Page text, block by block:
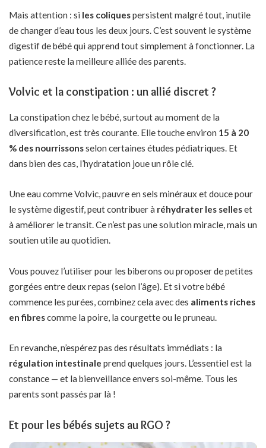
Mais attention : si les coliquespersistentmalgré tout, inutile
de changer d’eau tous les deux jours. C’est souvent le système
digestif de bébé qui apprend tout simplement à fonctionner. La
patience reste la meilleure alliée des parents.
Volvic et la constipation : un allié discret ?
La constipation chez le bébé, surtout au moment de la
diversification, est très courante. Elle touche environ 15 à 20
% des nourrissonsselon certaines études pédiatriques. Et
dans bien des cas, l’hydratation joue un rôle clé.
Une eau comme Volvic, pauvre en sels minéraux et douce pour
le système digestif, peut contribuer à réhydrater les selleset
à améliorer le transit. Ce n’est pas une solution miracle, mais un
soutien utile au quotidien.
Vous pouvez l’utiliser pour les biberons ou proposer de petites
gorgées entre deux repas (selon l’âge). Et si votre bébé
commence les purées, combinez cela avec des aliments riches
en fibrescomme la poire, la courgette ou le pruneau.
En revanche, n’espérez pas des résultats immédiats : la
régulation intestinale prend quelques jours. L’essentiel est la
constance — et la bienveillance envers soi-même. Tous les
parents sont passés par là !
Et pour les bébés sujets au RGO ?